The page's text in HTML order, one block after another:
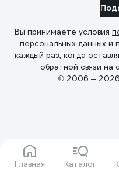
Главная Каталог
Вы принимаете условия
персональных данных и
каждый раз, когда
обратной связи на
© 2006 —